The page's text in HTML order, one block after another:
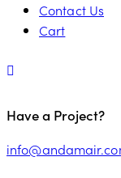
Contact Us
Cart
Have a Project?